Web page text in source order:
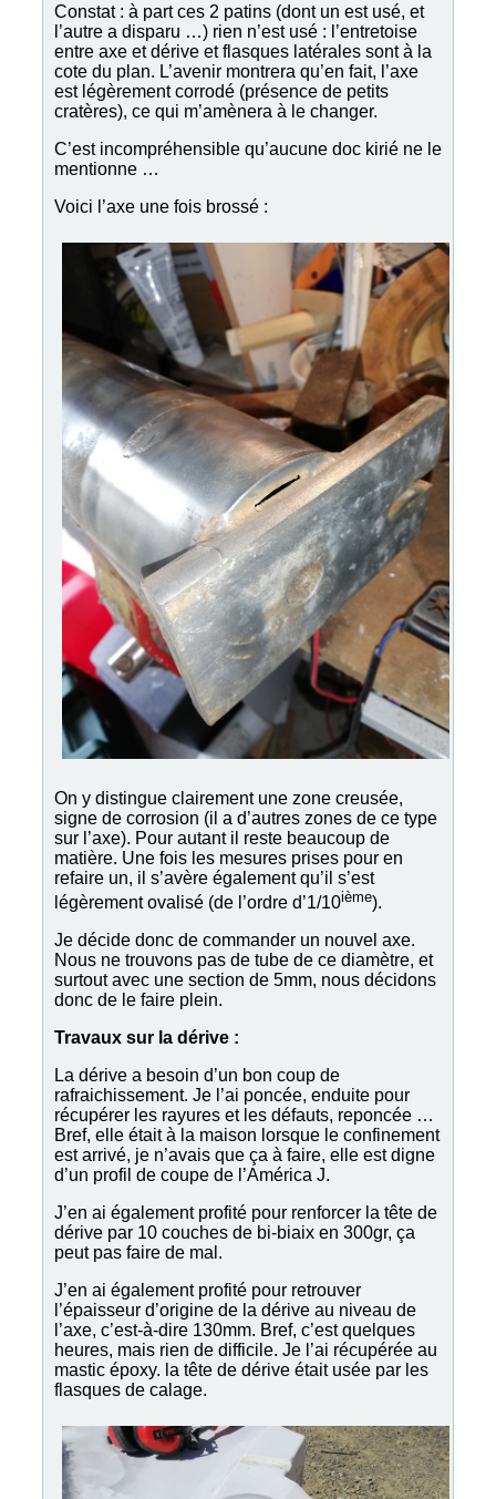
Constat : à part ces 2 patins (dont un est usé, et
l’autre a disparu …) rien n’est usé : l’entretoise
entre axe et dérive et flasques latérales sont à la
cote du plan. L’avenir montrera qu’en fait, l’axe
est légèrement corrodé (présence de petits
cratères), ce qui m’amènera à le changer.
C’est incompréhensible qu’aucune doc kirié ne le
mentionne …
Voici l’axe une fois brossé :
On y distingue clairement une zone creusée,
signe de corrosion (il a d’autres zones de ce type
sur l’axe). Pour autant il reste beaucoup de
matière. Une fois les mesures prises pour en
refaire un, il s’avère également qu’il s’est
légèrement ovalisé (de l’ordre d’1/10ième).
Je décide donc de commander un nouvel axe.
Nous ne trouvons pas de tube de ce diamètre, et
surtout avec une section de 5mm, nous décidons
donc de le faire plein.
Travaux sur la dérive :
La dérive a besoin d’un bon coup de
rafraichissement. Je l’ai poncée, enduite pour
récupérer les rayures et les défauts, reponcée …
Bref, elle était à la maison lorsque le confinement
est arrivé, je n’avais que ça à faire, elle est digne
d’un profil de coupe de l’América J.
J’en ai également profité pour renforcer la tête de
dérive par 10 couches de bi-biaix en 300gr, ça
peut pas faire de mal.
J’en ai également profité pour retrouver
l’épaisseur d’origine de la dérive au niveau de
l’axe, c’est-à-dire 130mm. Bref, c’est quelques
heures, mais rien de difficile. Je l’ai récupérée au
mastic époxy. la tête de dérive était usée par les
flasques de calage.